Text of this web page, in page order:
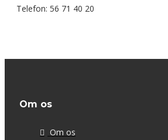
Telefon: 56 71 40 20
Om os
Om os